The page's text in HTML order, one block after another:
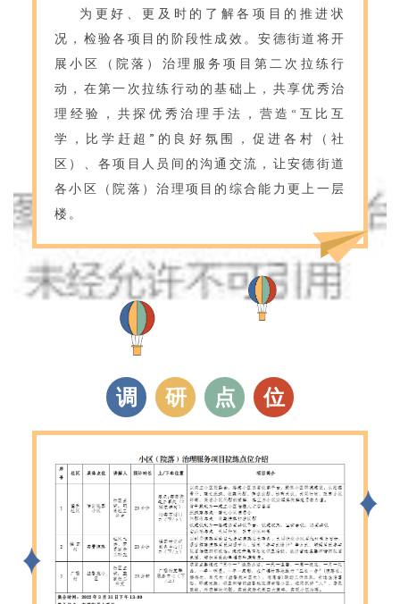
为更好、更及时的了解各项目的推进状
况，检验各项目的阶段性成效。安德街道将开
展小区（院落）治理服务项目第二次拉练行
动，在第一次拉练行动的基础上，共享优秀治
理经验，共探优秀治理手法，营造“互比互
学，比学赶超”的良好氛围，促进各村（社
区）、各项目人员间的沟通交流，让安德街道
各小区（院落）治理项目的综合能力更上一层
楼。
调 研 点 位